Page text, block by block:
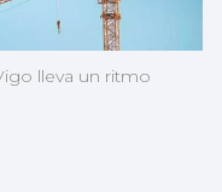
lleva un ritmo